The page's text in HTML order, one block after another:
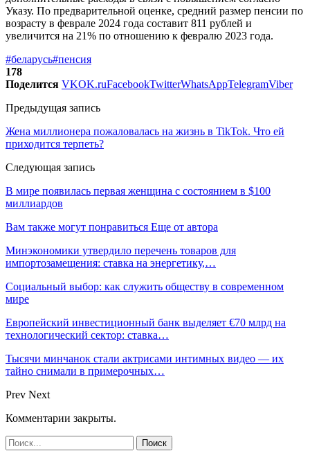
Указу. По предварительной оценке, средний размер пенсии по
возрасту в феврале 2024 года составит 811 рублей и
увеличится на 21% по отношению к февралю 2023 года.
#беларусь#пенсия
178
Поделится VKOK.ruFacebookTwitterWhatsAppTelegramViber
Предыдущая запись
Жена миллионера пожаловалась на жизнь в TikTok. Что ей
приходится терпеть?
Следующая запись
В мире появилась первая женщина с состоянием в $100
миллиардов
Вам также могут понравиться Еще от автора
Минэкономики утвердило перечень товаров для
импортозамещения: ставка на энергетику,…
Социальный выбор: как служить обществу в современном
мире
Европейский инвестиционный банк выделяет €70 млрд на
технологический сектор: ставка…
Тысячи минчанок стали актрисами интимных видео — их
тайно снимали в примерочных…
Prev Next
Комментарии закрыты.